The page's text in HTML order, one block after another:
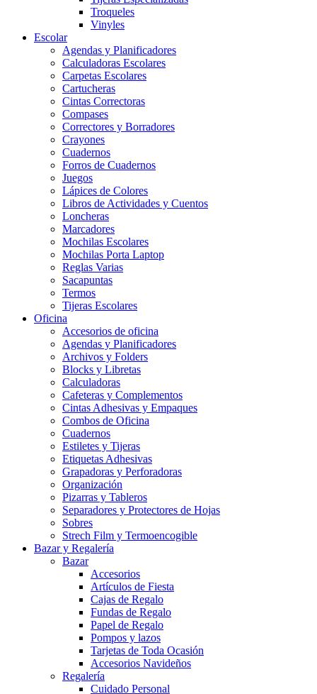
Troqueles
Vinyles
Escolar
Agendas y Planificadores
Calculadoras Escolares
Carpetas Escolares
Cartucheras
Cintas Correctoras
Compases
Correctores y Borradores
Crayones
Cuadernos
Forros de Cuadernos
Juegos
Lápices de Colores
Libros de Actividades y Cuentos
Loncheras
Marcadores
Mochilas Escolares
Mochilas Porta Laptop
Reglas Varias
Sacapuntas
Termos
Tijeras Escolares
Oficina
Accesorios de oficina
Agendas y Planificadores
Archivos y Folders
Blocks y Libretas
Calculadoras
Cafeteras y Complementos
Cintas Adhesivas y Empaques
Combos de Oficina
Cuadernos
Estiletes y Tijeras
Etiquetas Adhesivas
Grapadoras y Perforadoras
Organización
Pizarras y Tableros
Separadores y Protectores de Hojas
Sobres
Strech Film y Termoencogible
Bazar y Regalería
Bazar
Accesorios
Artículos de Fiesta
Cajas de Regalo
Fundas de Regalo
Papel de Regalo
Pompos y lazos
Tarjetas de Toda Ocasión
Accesorios Navideños
Regalería
Cuidado Personal